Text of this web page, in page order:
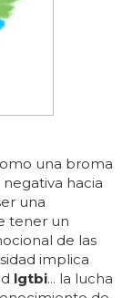
una broma
hacia
una
tener un
de las
implica
lgtbi... la lucha